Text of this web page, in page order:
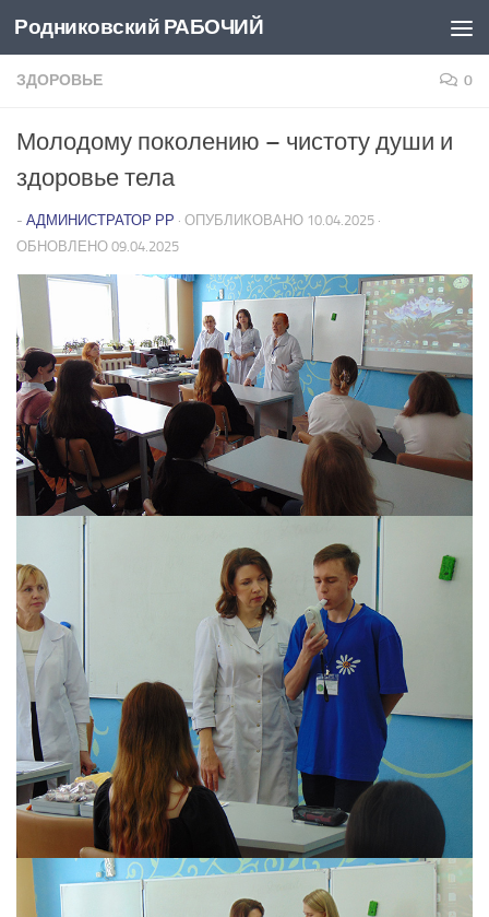
Перейти к содержимому
Родниковский РАБОЧИЙ
ЗДОРОВЬЕ 0
Молодому поколению – чистоту души и
здоровье тела
- АДМИНИСТРАТОР РР · ОПУБЛИКОВАНО 10.04.2025 ·
ОБНОВЛЕНО 09.04.2025